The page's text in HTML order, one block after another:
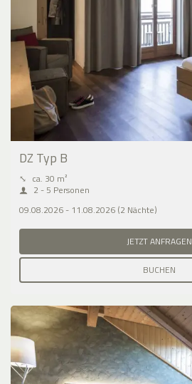
DZ Typ B
⤡ ca. 30 m²
2 - 5 Personen
09.08.2026 - 11.08.2026 (2 Nächte)
JETZT ANFRAGEN
BUCHEN